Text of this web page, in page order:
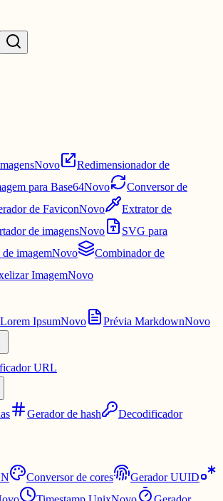
Novo
Redimensionador de
para Base64Novo
Conversor de
de FaviconNovo
Extrator de
de imagensNovo
SVG para
imagemNovo
Combinador de
ImagemNovo
Lorem IpsumNovo Prévia MarkdownNovo
URL
Gerador de hash
Decodificador
Conversor de cores
Gerador UUID